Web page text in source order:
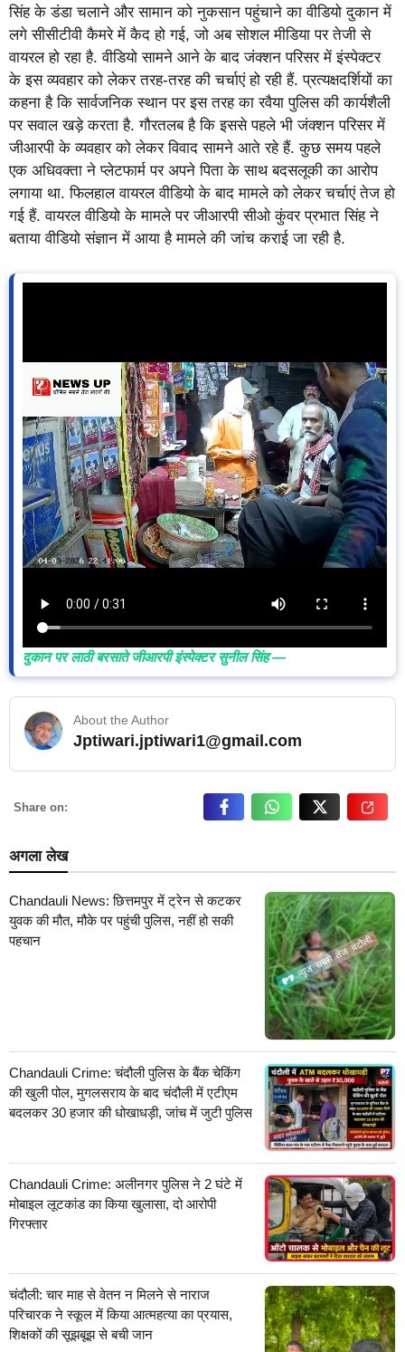
सिंह के डंडा चलाने और सामान को नुकसान पहुंचाने का वीडियो दुकान में
लगे सीसीटीवी कैमरे में कैद हो गई, जो अब सोशल मीडिया पर तेजी से
वायरल हो रहा है. वीडियो सामने आने के बाद जंक्शन परिसर में इंस्पेक्टर
के इस व्यवहार को लेकर तरह-तरह की चर्चाएं हो रही हैं. प्रत्यक्षदर्शियों का
कहना है कि सार्वजनिक स्थान पर इस तरह का रवैया पुलिस की कार्यशैली
पर सवाल खड़े करता है. गौरतलब है कि इससे पहले भी जंक्शन परिसर में
जीआरपी के व्यवहार को लेकर विवाद सामने आते रहे हैं. कुछ समय पहले
एक अधिवक्ता ने प्लेटफार्म पर अपने पिता के साथ बदसलूकी का आरोप
लगाया था. फिलहाल वायरल वीडियो के बाद मामले को लेकर चर्चाएं तेज हो
गई हैं. वायरल वीडियो के मामले पर जीआरपी सीओ कुंवर प्रभात सिंह ने
बताया वीडियो संज्ञान में आया है मामले की जांच कराई जा रही है.
दुकान पर लाठी बरसाते जीआरपी इंस्पेक्टर सुनील सिंह —
About the Author
Jptiwari.jptiwari1@gmail.com… Read More
Share on:
अगला लेख
Chandauli News: छित्तमपुर में ट्रेन से कटकर
युवक की मौत, मौके पर पहुंची पुलिस, नहीं हो सकी
पहचान
Chandauli Crime: चंदौली पुलिस के बैंक चेकिंग
की खुली पोल, मुगलसराय के बाद चंदौली में एटीएम
बदलकर 30 हजार की धोखाधड़ी, जांच में जुटी पुलिस
Chandauli Crime: अलीनगर पुलिस ने 2 घंटे में
मोबाइल लूटकांड का किया खुलासा, दो आरोपी
गिरफ्तार
चंदौली: चार माह से वेतन न मिलने से नाराज
परिचारक ने स्कूल में किया आत्महत्या का प्रयास,
शिक्षकों की सूझबूझ से बची जान